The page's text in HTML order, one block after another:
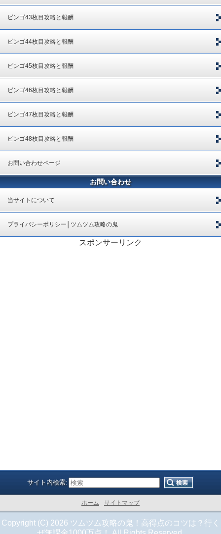
ビンゴ43枚目攻略と報酬
ビンゴ44枚目攻略と報酬
ビンゴ45枚目攻略と報酬
ビンゴ46枚目攻略と報酬
ビンゴ47枚目攻略と報酬
ビンゴ48枚目攻略と報酬
お問い合わせページ
お問い合わせ
当サイトについて
プライバシーポリシー│ツムツム攻略の鬼
スポンサーリンク
サイト内検索:
ホーム サイトマップ
Copyright (C) 2026 ツムツム攻略の鬼！高得点のコツは？行く